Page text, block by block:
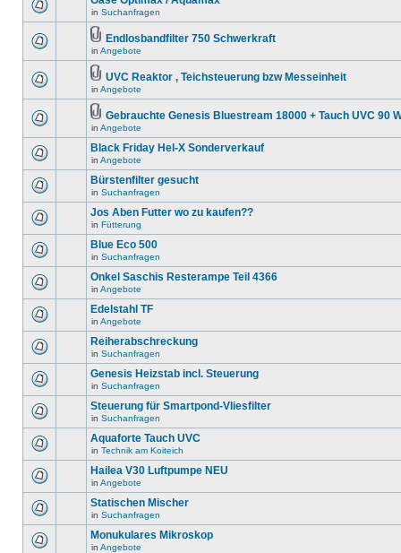
in Suchanfragen
Endlosbandfilter 750 Schwerkraft
in Angebote
UVC Reaktor , Teichsteuerung bzw Messeinheit
in Angebote
Gebrauchte Genesis Bluestream 18000 + Tauch UVC 90
in Angebote
Black Friday Hel-X Sonderverkauf
in Angebote
Bürstenfilter gesucht
in Suchanfragen
Jos Aben Futter wo zu kaufen??
in Fütterung
Blue Eco 500
in Suchanfragen
Onkel Saschis Resterampe Teil 4366
in Angebote
Edelstahl TF
in Angebote
Reiherabschreckung
in Suchanfragen
Genesis Heizstab incl. Steuerung
in Suchanfragen
Steuerung für Smartpond-Vliesfilter
in Suchanfragen
Aquaforte Tauch UVC
in Technik am Koiteich
Hailea V30 Luftpumpe NEU
in Angebote
Statischen Mischer
in Suchanfragen
Monukulares Mikroskop
in Angebote